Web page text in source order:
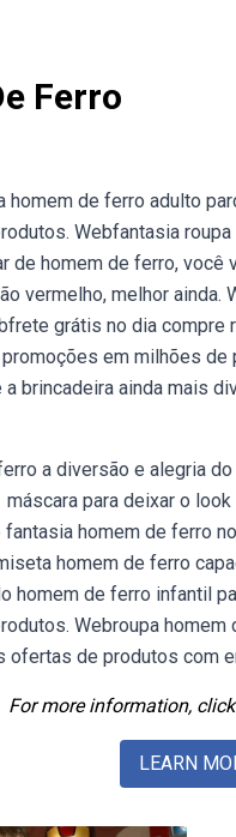
Ferro
de ferro adulto
Webfantasia
de homem de ferro,
vermelho, melhor
grátis no dia
em milhões de
a brincadeira ainda mais
a diversão e alegria
máscara para deixar o
homem de ferro
homem de ferro
homem de ferro infantil
Webroupa
ofertas de produtos com
For more information,
LEARN